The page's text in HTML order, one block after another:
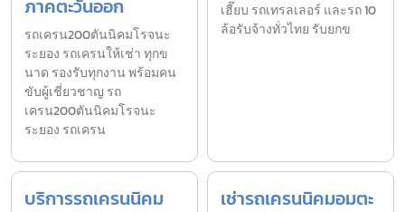
ภาคตะวันออก
รถเครน200ตันนิคมโรจนะ
ระยอง รถเครนให้เช่า ทุกข
นาด รองรับทุกงาน พร้อมคน
ขับผู้เชี่ยวชาญ รถ
เครน200ตันนิคมโรจนะ
ระยอง รถเครน
เฮี๊ยบ รถเทรลเลอร์ และรถ 10
ล้อรับจ้างทั่วไทย รับยกข
บริการรถเครนนิคม
เช่ารถเครนนิคมอมตะ